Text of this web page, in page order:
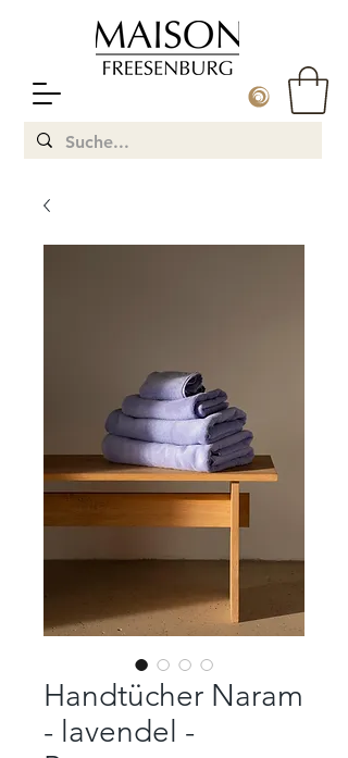
Handtücher Naram
- lavendel -